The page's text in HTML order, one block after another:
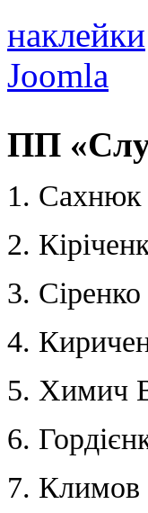
наклейки
Joomla
ПП
1. Сахнюк
2.
3.
4.
5. Химич
6.
7. Климов